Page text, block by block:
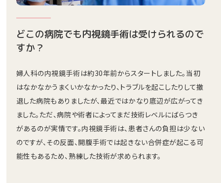
どこの病院でも内視鏡手術は受けられるので
すか？
婦人科の内視鏡手術は約30年前からスタートしました。当初
はなかなかうまくいかなかったり、トラブルを起こしたりして撤
退した病院もありましたが、最近ではかなり底辺が広がってき
ました。ただ、病院や術者によってまだ技術レベルにばらつき
があるのが実情です。内視鏡手術は、患者さんの負担は少ない
のですが、その反面、開腹手術では起きない合併症が起こる可
能性もあるため、熟練した技術が求められます。